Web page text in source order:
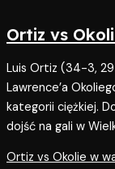
Ortiz vs
Luis Ortiz (34-3,
Lawrence’a
kategorii ciężkiej.
dojść na gali w
Ortiz vs Okolie w